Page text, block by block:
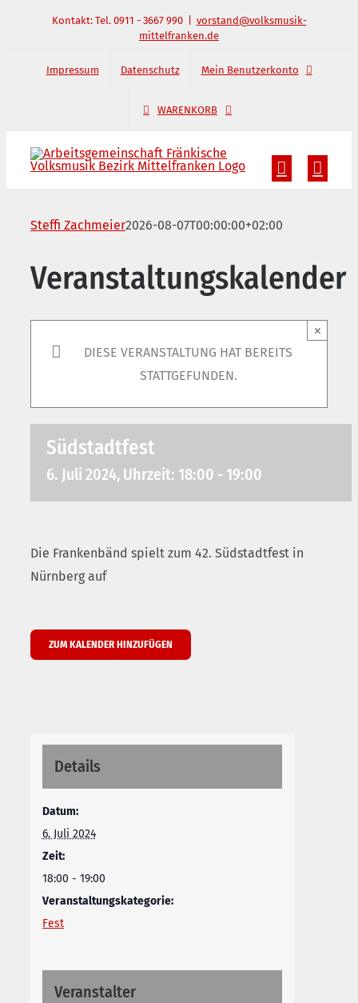
springen
Kontakt: Tel. 0911 - 3667 990
vorstand@volksmusik-
mittelfranken.de
Impressum Datenschutz Mein Benutzerkonto
WARENKORB
Steffi Zachmeier2026-08-07T00:00:00+02:00
Veranstaltungskalender
DIESE VERANSTALTUNG HAT BEREITS
STATTGEFUNDEN.
×
Südstadtfest
6. Juli 2024, Uhrzeit: 18:00 - 19:00
Die Frankenbänd spielt zum 42. Südstadtfest in
Nürnberg auf
ZUM KALENDER HINZUFÜGEN
Details
Datum:
6. Juli 2024
Zeit:
18:00 - 19:00
Veranstaltungskategorie:
Fest
Veranstalter